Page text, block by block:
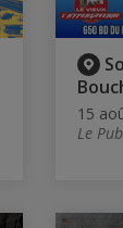
15
Le